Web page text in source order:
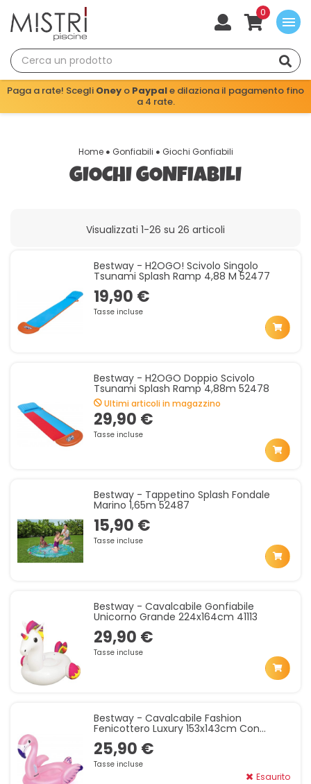
0
menu
Paga a rate! Scegli Oney o Paypale dilaziona il pagamento fino
a 4 rate.
Home Gonfiabili Giochi Gonfiabili
GIOCHI GONFIABILI
Visualizzati 1-26 su 26 articoli
Bestway - H2OGO! Scivolo Singolo
Tsunami Splash Ramp 4,88 M 52477
19,90 €
Tasse incluse
Bestway - H2OGO Doppio Scivolo
Tsunami Splash Ramp 4,88m 52478
Ultimi articoli in magazzino
29,90 €
Tasse incluse
Bestway - Tappetino Splash Fondale
Marino 1,65m 52487
15,90 €
Tasse incluse
Bestway - Cavalcabile Gonfiabile
Unicorno Grande 224x164cm 41113
29,90 €
Tasse incluse
Bestway - Cavalcabile Fashion
Fenicottero Luxury 153x143cm Con
Maniglie 41475
25,90 €
Tasse incluse
Esaurito